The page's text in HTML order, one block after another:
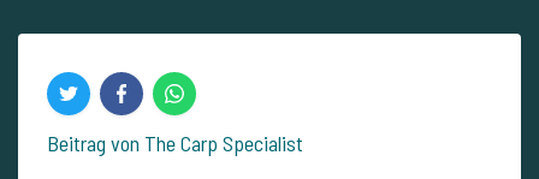
Beitrag von The Carp Specialist